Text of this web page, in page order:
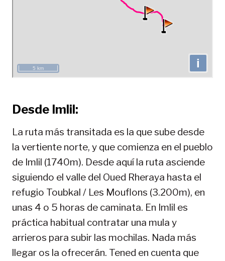
Desde Imlil:
La ruta más transitada es la que sube desde
la vertiente norte, y que comienza en el pueblo
de Imlil (1740m). Desde aquí la ruta asciende
siguiendo el valle del Oued Rheraya hasta el
refugio Toubkal / Les Mouflons (3.200m), en
unas 4 o 5 horas de caminata. En Imlil es
práctica habitual contratar una mula y
arrieros para subir las mochilas. Nada más
llegar os la ofrecerán. Tened en cuenta que